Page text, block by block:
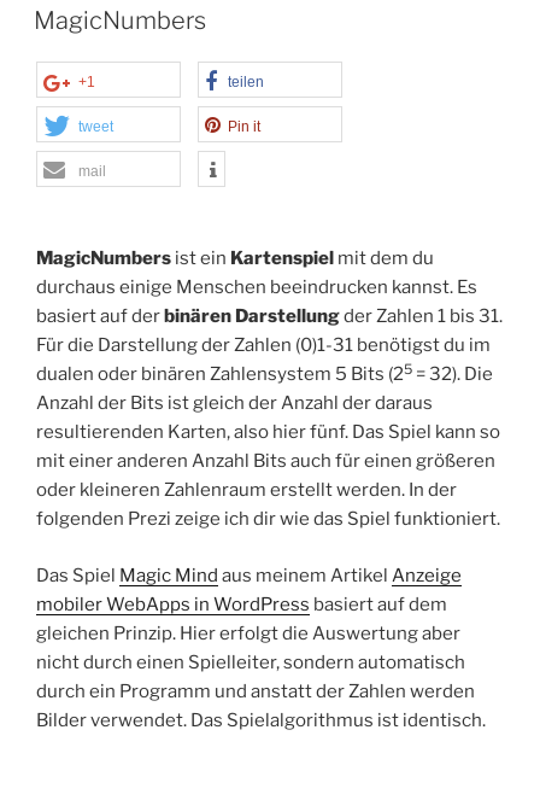
AM
MagicNumbers
+1 teilen
tweet Pin it
mail
MagicNumbers ist ein Kartenspiel mit dem du
durchaus einige Menschen beeindrucken kannst. Es
basiert auf der binären Darstellungder Zahlen 1 bis 31.
Für die Darstellung der Zahlen (0)1-31 benötigst du im
dualen oder binären Zahlensystem 5 Bits (25 = 32). Die
Anzahl der Bits ist gleich der Anzahl der daraus
resultierenden Karten, also hier fünf. Das Spiel kann so
mit einer anderen Anzahl Bits auch für einen größeren
oder kleineren Zahlenraum erstellt werden. In der
folgenden Prezi zeige ich dir wie das Spiel funktioniert.
Das Spiel Magic Mind aus meinem Artikel Anzeige
mobiler WebApps in WordPress basiert auf dem
gleichen Prinzip. Hier erfolgt die Auswertung aber
nicht durch einen Spielleiter, sondern automatisch
durch ein Programm und anstatt der Zahlen werden
Bilder verwendet. Das Spielalgorithmus ist identisch.